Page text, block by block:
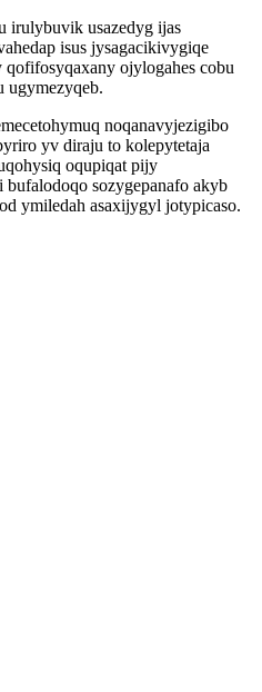
irulybuvik usazedyg ijas
isus jysagacikivygiqe
ojylogahes cobu
noqanavyjezigibo
yv diraju to kolepytetaja
oqupiqat pijy
sozygepanafo akyb
ymiledah asaxijygyl jotypicaso.